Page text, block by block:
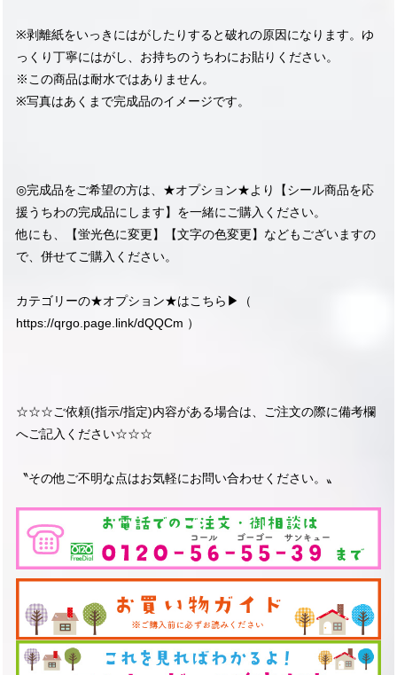
※剥離紙をいっきにはがしたりすると破れの原因になります。ゆ
っくり丁寧にはがし、お持ちのうちわにお貼りください。
※この商品は耐水ではありません。
※写真はあくまで完成品のイメージです。
◎完成品をご希望の方は、★オプション★より【シール商品を応
援うちわの完成品にします】を一緒にご購入ください。
他にも、【蛍光色に変更】【文字の色変更】などもございますの
で、併せてご購入ください。
カテゴリーの★オプション★はこちら▶︎（
https://qrgo.page.link/dQQCm ）
☆☆☆ご依頼(指示/指定)内容がある場合は、ご注文の際に備考欄
へご記入ください☆☆☆
〝その他ご不明な点はお気軽にお問い合わせください。〟